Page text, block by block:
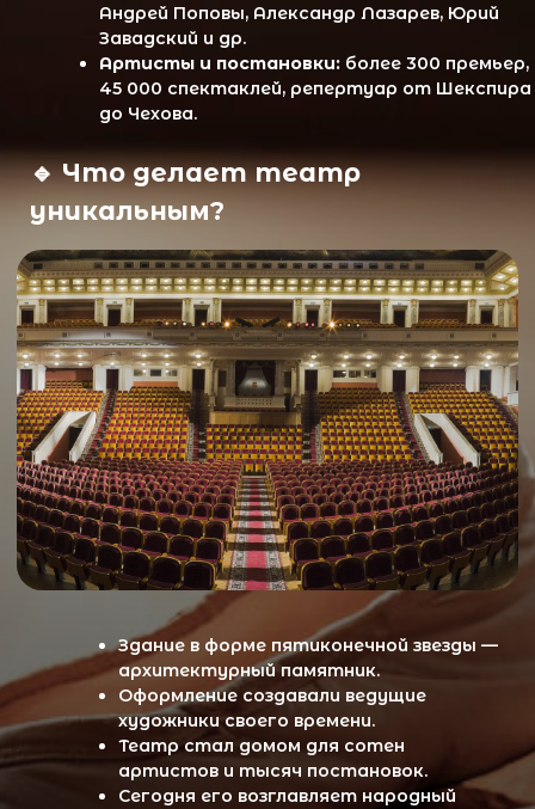
Здание в форме пятиконечной звезды —
архитектурный памятник.
Оформление создавали ведущие
Театр стал домом для сотен
артистов и тысяч постановок.
Сегодня его возглавляет народный
артист России Александр Лазарев,
продолжая славные традиции сцены.
Присоединяйтесь к истории, которая
продолжается
Театр Российской Армии — это больше, чем
театр. Это пространство, где патриотизм и
искусство соединяются в живой,
эмоциональной форме. Приходите, чтобы
почувствовать дух времени — от Суворова до
сегодняшнего дня.